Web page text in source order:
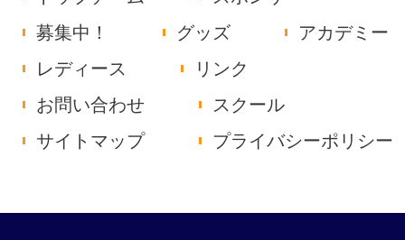
募集中！
グッズ
アカデミー
レディース
リンク
お問い合わせ
スクール
サイトマップ
プライバシーポリシー